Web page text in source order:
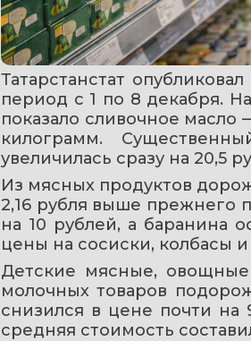
Татарстанстат
период с 1 по 8 декабря.
показало сливочное масло
килограмм.
увеличилась сразу на 20,5
Из мясных продуктов
2,16 рубля выше прежнего
на 10 рублей, а баранина
цены на сосиски, колбасы
Детские мясные,
молочных товаров
снизился в цене почти
средняя стоимость